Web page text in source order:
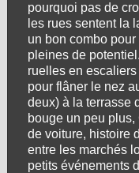
pourquoi pas de
les rues sentent la
un bon combo
pleines de
ruelles en
pour flâner le nez
deux) à la terrasse
bouge un peu
de voiture, histoire
entre les marchés
petits événements